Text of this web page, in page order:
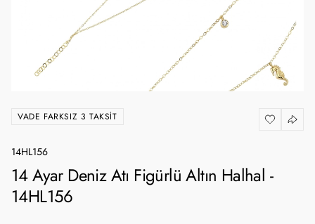
VADE FARKSIZ 3 TAKSIT
14HL156
14 Ayar Deniz Atı Figürlü Altın Halhal -
14HL156